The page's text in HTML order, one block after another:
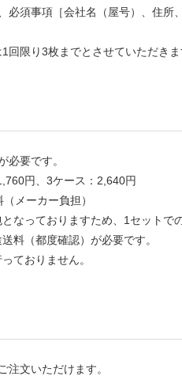
必須事項［会社名（屋号）、住
回限り3枚までとさせていただきま
必要です。
円、3ケース：2,640円
メーカー負担）
なっておりますため、1セット
料（都度確認）が必要です。
ておりません。
注文いただけます。